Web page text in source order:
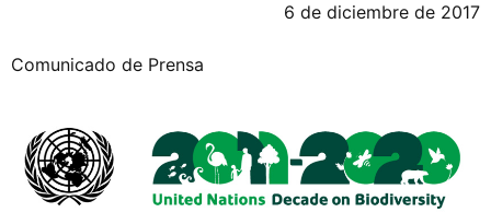
6 de diciembre de 2017
Comunicado de Prensa